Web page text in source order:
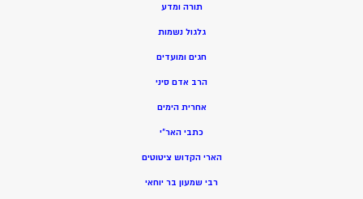
תורה ומדע
גלגול נשמות
חגים ומועדים
הרב אדם סיני
אחרית הימים
כתבי האר”י
הארי הקדוש ציטוטים
רבי שמעון בר יוחאי